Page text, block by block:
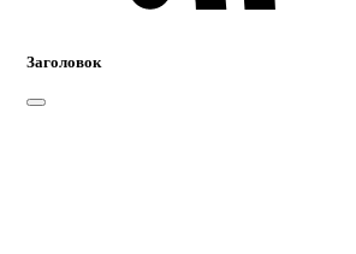
Заголовок